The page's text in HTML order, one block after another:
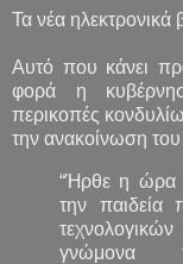
Τα νέα ηλεκτρονικά
Αυτό που κάνει
φορά η
περικοπές
την ανακοίνωση
“Ήρθε η ώρα
την παιδεία
γνώμονα